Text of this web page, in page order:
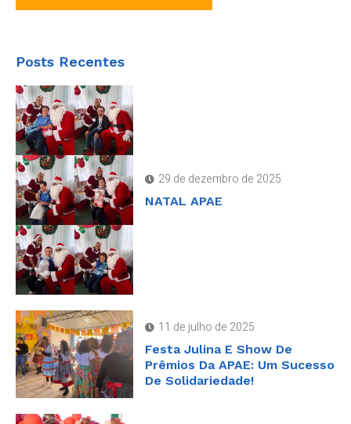
Posts Recentes
29 de dezembro de 2025
NATAL APAE
11 de julho de 2025
Festa Julina E Show De
Prêmios Da APAE: Um Sucesso
De Solidariedade!